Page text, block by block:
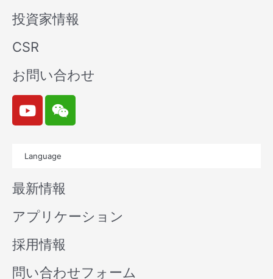
投資家情報
CSR
お問い合わせ
Y
o
u
b
e
W
e
i
n
Language
最新情報
アプリケーション
採用情報
問い合わせフォーム